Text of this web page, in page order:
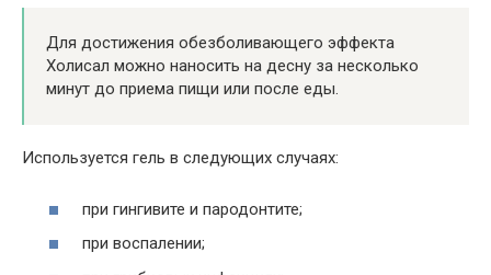
Для достижения обезболивающего эффекта
Холисал можно наносить на десну за несколько
минут до приема пищи или после еды.
Используется гель в следующих случаях:
при гингивите и пародонтите;
при воспалении;